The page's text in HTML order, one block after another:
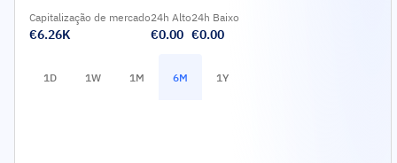
Capitalização de mercado
€6.26K
24h Alto
€0.00
24h Baixo
€0.00
1D 1W 1M 6M 1Y